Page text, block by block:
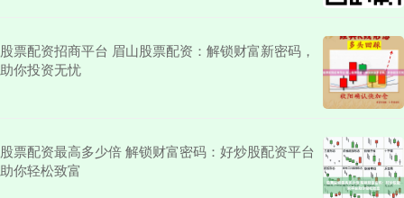
股票配资招商平台 眉山股票配资：解锁财富新密码，
助你投资无忧
股票配资最高多少倍 解锁财富密码：好炒股配资平台
助你轻松致富